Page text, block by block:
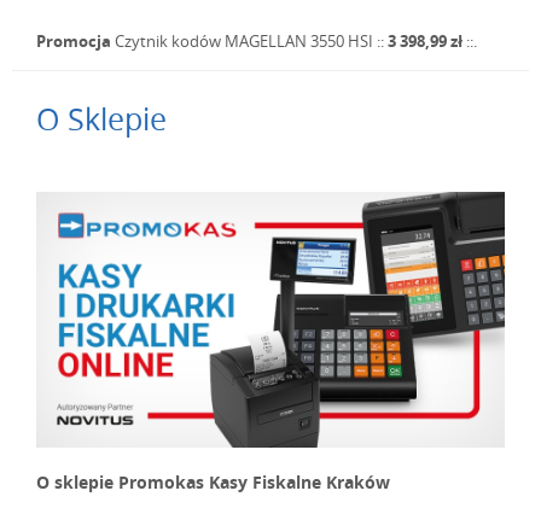
Promocja Czytnik kodów MAGELLAN 3550 HSI ::3 398,99 zł ::.
O Sklepie
O sklepie Promokas Kasy Fiskalne Kraków